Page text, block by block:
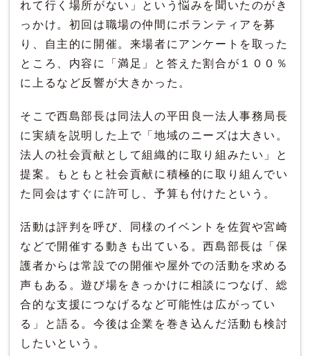
れて行く場所がない」という悩みを聞いたのがき
っかけ。初回は職場の仲間にボランティアを募
り、自主的に開催。来場者にアンケートを取った
ところ、内容に「満足」と答えた割合が１００％
に上るなど反響が大きかった。
そこで西島部長は同法人の平田良一法人事務局長
に実績を説明した上で「地域のニーズは大きい。
法人の社会貢献として組織的に取り組みたい」と
提案。もともと社会貢献に積極的に取り組んでい
た同会はすぐに許可し、予算も付けたという。
活動は評判を呼び、同様のイベントを佐賀や宮崎
などで開催する動きも出ている。西島部長は「保
護者からは常設での開催や屋外での活動を求める
声もある。遊び場をきっかけに相談につなげ、総
合的な支援につなげるなど可能性は広がってい
る」と語る。今後は企業を巻き込んだ活動も検討
したいという。